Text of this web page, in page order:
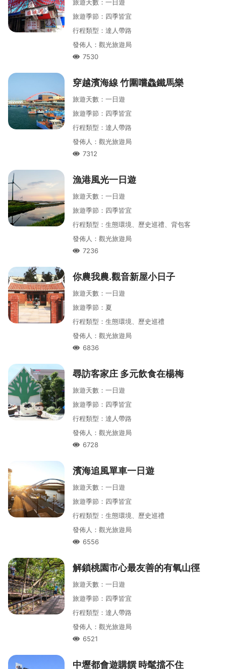
旅遊天數 ： 一日遊
旅遊季節 ： 四季皆宜
行程類型 ： 達人帶路
發佈人 ： 觀光旅遊局
人氣7530
穿越濱海線 竹圍嚐鱻鐵馬樂
旅遊天數 ： 一日遊
旅遊季節 ： 四季皆宜
行程類型 ： 達人帶路
發佈人 ： 觀光旅遊局
人氣7312
漁港風光一日遊
旅遊天數 ： 一日遊
旅遊季節 ： 四季皆宜
行程類型 ： 生態環境、歷史巡禮、背包客
發佈人 ： 觀光旅遊局
人氣7236
你農我農․觀音新屋小日子
旅遊天數 ： 一日遊
旅遊季節 ： 夏
行程類型 ： 生態環境、歷史巡禮
發佈人 ： 觀光旅遊局
人氣6836
尋訪客家庄 多元飲食在楊梅
旅遊天數 ： 一日遊
旅遊季節 ： 四季皆宜
行程類型 ： 達人帶路
發佈人 ： 觀光旅遊局
人氣6728
濱海追風單車一日遊
旅遊天數 ： 一日遊
旅遊季節 ： 四季皆宜
行程類型 ： 生態環境、歷史巡禮
發佈人 ： 觀光旅遊局
人氣6556
解鎖桃園市心最友善的有氧山徑
旅遊天數 ： 一日遊
旅遊季節 ： 四季皆宜
行程類型 ： 達人帶路
發佈人 ： 觀光旅遊局
人氣6521
中壢都會遊購饌 時髦擋不住